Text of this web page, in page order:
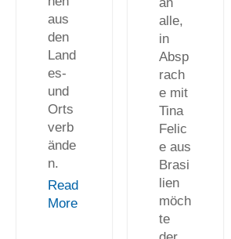
aus
den
Land
es-
und
Orts
verb
ände
n.
Read
More
alle,
in
Absp
rach
e mit
Tina
Felic
e aus
Brasi
lien
möch
te